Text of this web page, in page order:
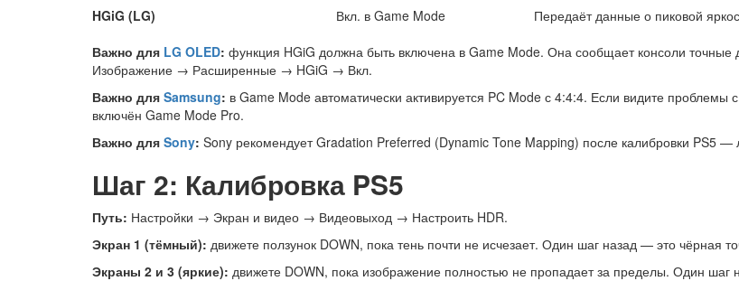
HGiG (LG)
Вкл. в Game Mode
Передаёт данные о пиковой
Важно для LG OLED: функция HGiG должна быть включена в Game Mode. Она сообщает консоли
Изображение → Расширенные → HGiG → Вкл.
Важно для Samsung: в Game Mode автоматически активируется PC Mode с 4:4:4. Если видите
включён Game Mode Pro.
Важно для Sony: Sony рекомендует Gradation Preferred (Dynamic Tone Mapping) после калибровки PS5 —
Шаг 2: Калибровка PS5
Путь: Настройки → Экран и видео → Видеовыход → Настроить HDR.
Экран 1 (тёмный): движете ползунок DOWN, пока тень почти не исчезает. Один шаг назад — это чёрная
Экраны 2 и 3 (яркие): движете DOWN, пока изображение полностью не пропадает за пределы. Один шаг